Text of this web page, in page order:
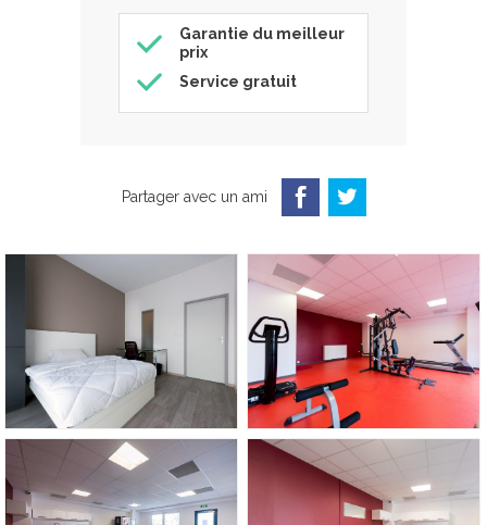
Garantie du meilleur
prix
Service gratuit
Partager avec un ami